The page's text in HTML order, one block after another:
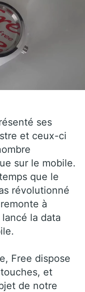
ses
et ceux-ci
sur le mobile.
que le
révolutionné
à
la data
Free dispose
et
de notre